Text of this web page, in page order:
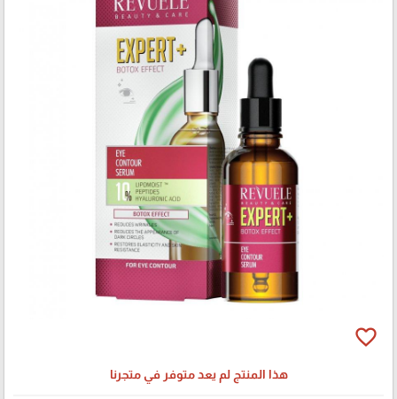
favorite_border
هذا المنتج لم يعد متوفر في متجرنا